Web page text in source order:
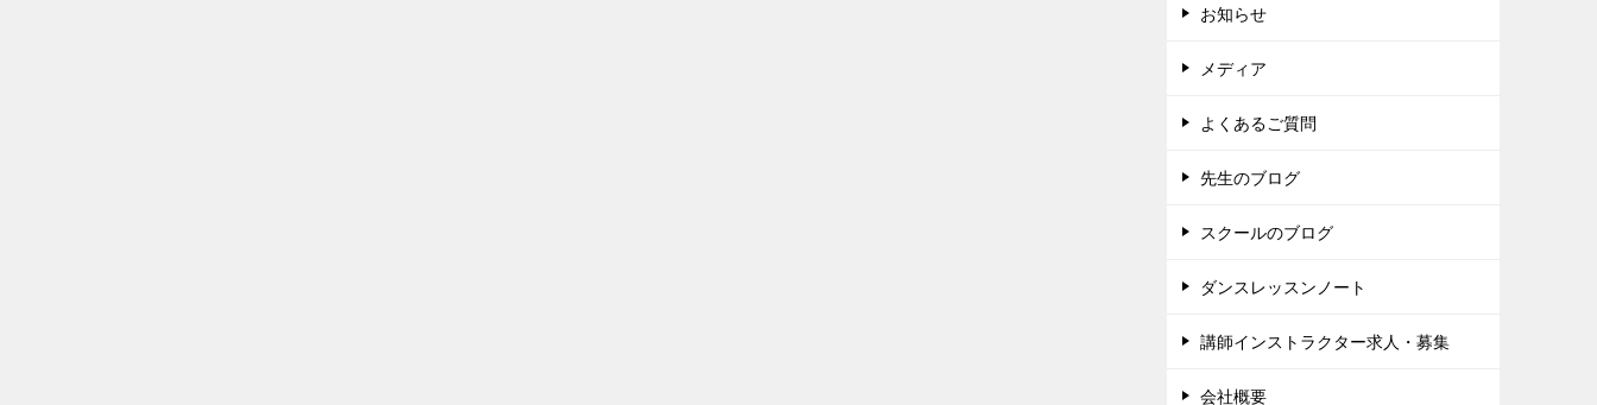
お知らせ
メディア
よくあるご質問
先生のブログ
スクールのブログ
ダンスレッスンノート
講師インストラクター求人・募集
会社概要